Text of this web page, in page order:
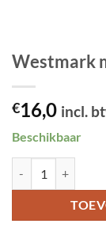
Westmark
€16,0 incl.
Beschikbaar